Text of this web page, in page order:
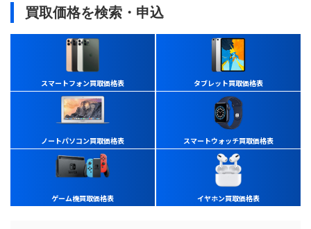
買取価格を検索・申込
スマートフォン買取価格表 タブレット買取価格表
ノートパソコン買取価格表 スマートウォッチ買取価格表
ゲーム機買取価格表 イヤホン買取価格表